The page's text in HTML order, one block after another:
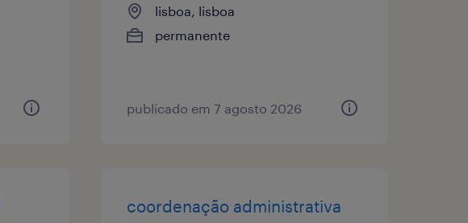
lisboa, lisboa
permanente
publicado em 7 agosto 2026
coordenação administrativa